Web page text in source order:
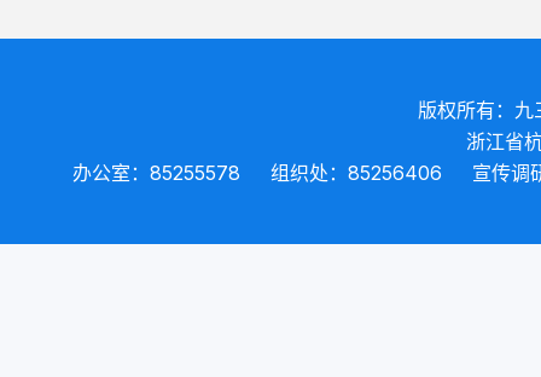
版权所有：九
浙江省
办公室：85255578
组织处：85256406 宣传调